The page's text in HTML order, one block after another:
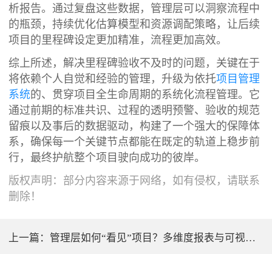
析报告。通过复盘这些数据，管理层可以洞察流程中
的瓶颈，持续优化估算模型和资源调配策略，让后续
项目的里程碑设定更加精准，流程更加高效。
综上所述，解决里程碑验收不及时的问题，关键在于
将依赖个人自觉和经验的管理，升级为依托项目管理
系统的、贯穿项目全生命周期的系统化流程管理。它
通过前期的标准共识、过程的透明预警、验收的规范
留痕以及事后的数据驱动，构建了一个强大的保障体
系，确保每一个关键节点都能在既定的轨道上稳步前
行，最终护航整个项目驶向成功的彼岸。
版权声明：部分内容来源于网络，如有侵权，请联系
删除！
上一篇： 管理层如何“看见”项目？多维度报表与可视化面板的价值